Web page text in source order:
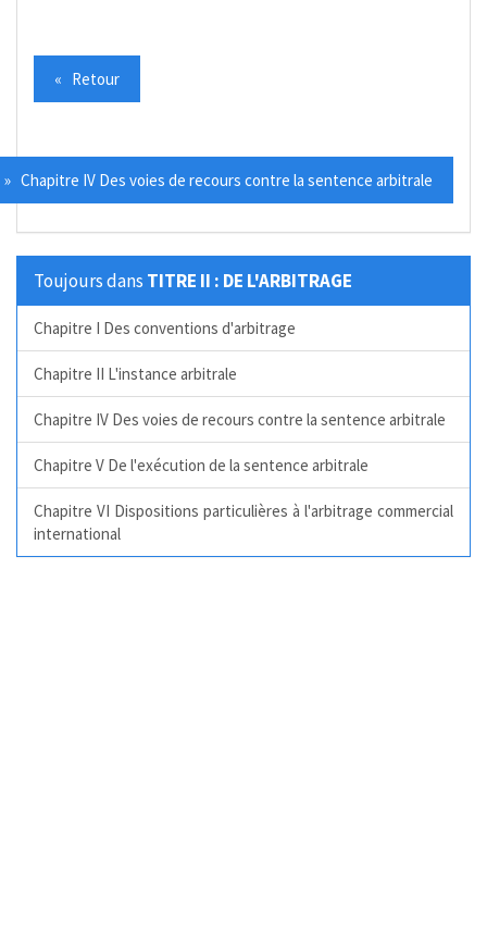
« Retour
» Chapitre IV Des voies de recours contre la sentence arbitrale
Toujours dans TITRE II : DE L'ARBITRAGE
Chapitre I Des conventions d'arbitrage
Chapitre II L'instance arbitrale
Chapitre IV Des voies de recours contre la sentence arbitrale
Chapitre V De l'exécution de la sentence arbitrale
Chapitre VI Dispositions particulières à l'arbitrage commercial
international